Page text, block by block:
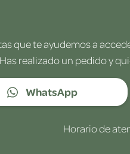
que te ayudemos a
realizado un pedido y
WhatsApp
Horario de